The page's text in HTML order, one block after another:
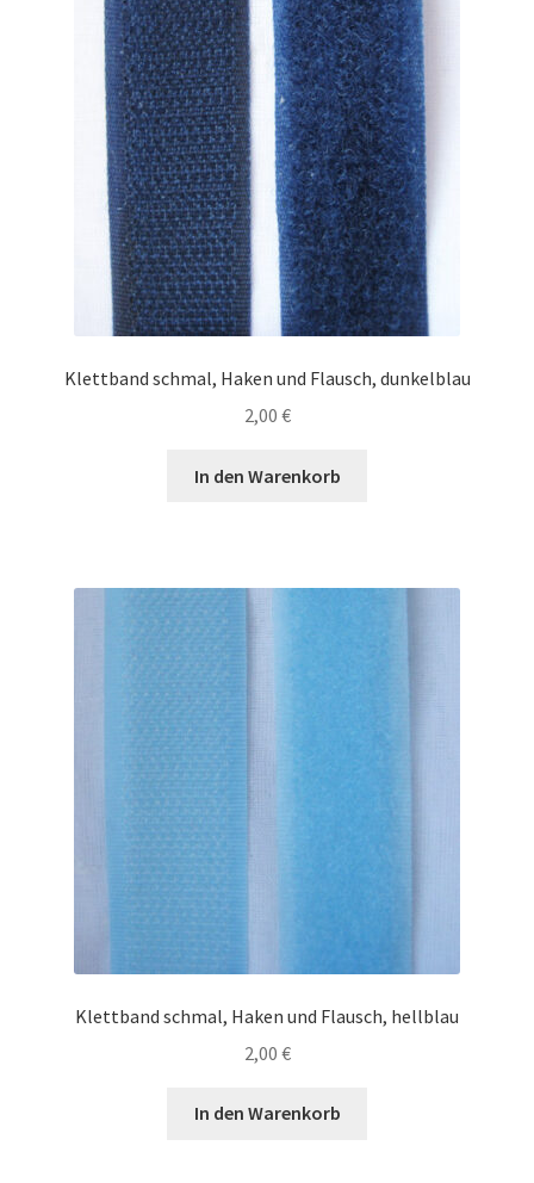
Klettband schmal, Haken und Flausch, dunkelblau
2,00 €
In den Warenkorb
Klettband schmal, Haken und Flausch, hellblau
2,00 €
In den Warenkorb